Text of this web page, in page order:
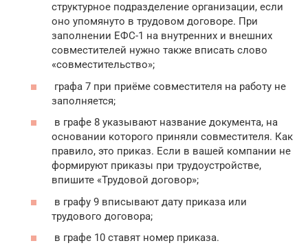
структурное подразделение организации, если
оно упомянуто в трудовом договоре. При
заполнении ЕФС-1 на внутренних и внешних
совместителей нужно также вписать слово
«совместительство»;
графа 7 при приёме совместителя на работу не
заполняется;
в графе 8 указывают название документа, на
основании которого приняли совместителя. Как
правило, это приказ. Если в вашей компании не
формируют приказы при трудоустройстве,
впишите «Трудовой договор»;
в графу 9 вписывают дату приказа или
трудового договора;
в графе 10 ставят номер приказа.